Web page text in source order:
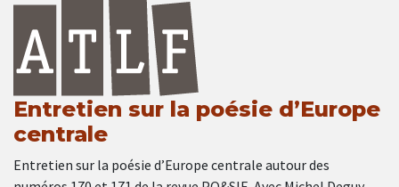
Entretien sur la poésie d’Europe
centrale
Entretien sur la poésie d’Europe centrale autour des